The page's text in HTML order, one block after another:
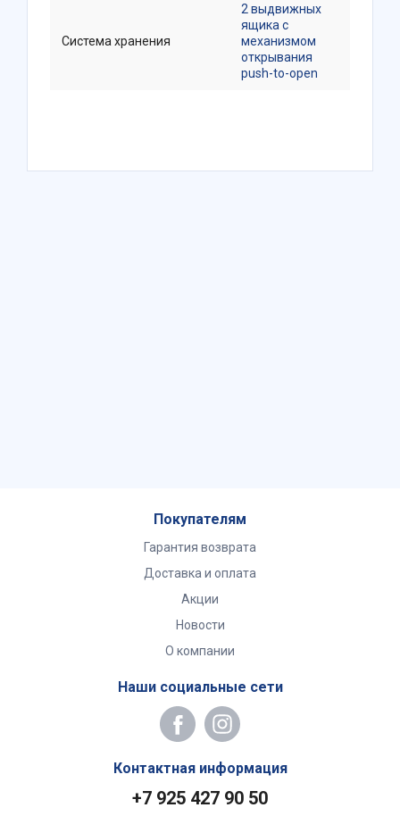
Система хранения
2 выдвижных
ящика с
механизмом
открывания
push-to-open
Покупателям
Гарантия возврата
Доставка и оплата
Акции
Новости
О компании
Наши социальные сети
Контактная информация
+7 925 427 90 50